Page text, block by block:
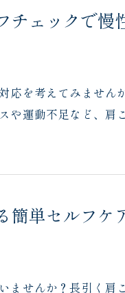
ェックで慢
応を考えてみません
や運動不足など、肩
簡単セルフケ
ませんか？長引く肩